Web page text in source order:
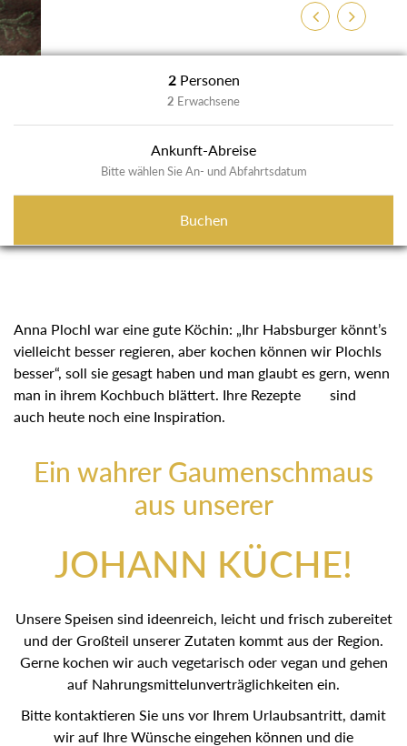
Previous
Next
2 Personen
2 Erwachsene
Ankunft-Abreise
Bitte wählen Sie An- und Abfahrtsdatum
Buchen
Anna Plochl war eine gute Köchin: „Ihr Habsburger könnt’s
vielleicht besser regieren, aber kochen können wir Plochls
besser“, soll sie gesagt haben und man glaubt es gern,
wenn man in ihrem Kochbuch blättert. Ihre Rezepte
sind auch heute noch eine Inspiration.
Ein wahrer Gaumenschmaus
aus unserer
JOHANN KÜCHE!
Unsere Speisen sind ideenreich, leicht und frisch
zubereitet und der Großteil unserer Zutaten kommt aus der
Region. Gerne kochen wir auch vegetarisch oder vegan
und gehen auf Nahrungsmittelunverträglichkeiten ein.
Bitte kontaktieren Sie uns vor Ihrem Urlaubsantritt, damit
wir auf Ihre Wünsche eingehen können und die